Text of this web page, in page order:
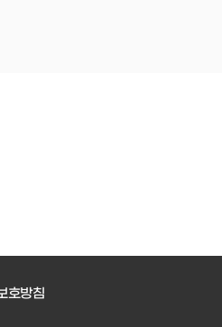
호방침